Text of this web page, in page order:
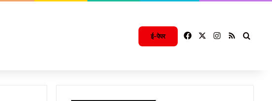
ई-पेपर FacebookInstagram
RSS